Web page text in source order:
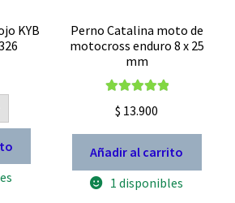
KYB
Perno Catalina moto de
motocross enduro 8 x 25
mm
5.00
$ 13.900
Añadir al carrito
1 disponibles